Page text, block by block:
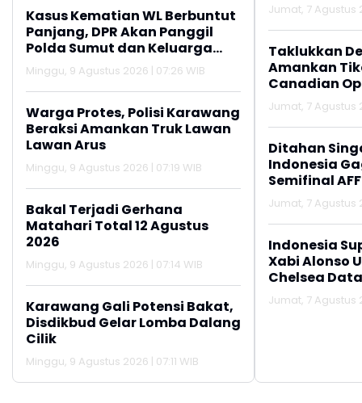
Kasus Kematian WL Berbuntut
Panjang, DPR Akan Panggil
Polda Sumut dan Keluarga
Korban
Minggu, 9 Agustus 2026 | 07:26 WIB
Warga Protes, Polisi Karawang
Beraksi Amankan Truk Lawan
Lawan Arus
Minggu, 9 Agustus 2026 | 07:19 WIB
Bakal Terjadi Gerhana
Matahari Total 12 Agustus
2026
Minggu, 9 Agustus 2026 | 07:14 WIB
Karawang Gali Potensi Bakat,
Disdikbud Gelar Lomba Dalang
Cilik
Minggu, 9 Agustus 2026 | 07:11 WIB
Jumat, 7 Agustus
Taklukkan
Amankan
Canadian
Jumat, 7 Agustus
Ditahan
Indonesia
Semifinal
Jumat, 7 Agustus
Indonesia
Xabi Alonso
Chelsea
Jumat, 7 Agustus